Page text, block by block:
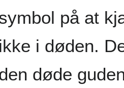
på at
ikke i døden.
døde